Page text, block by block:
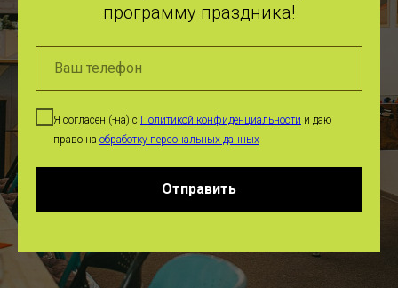
программу праздника!
Я согласен (-на) с Политикой конфиденциальности и даю
право на обработку персональных данных
Отправить